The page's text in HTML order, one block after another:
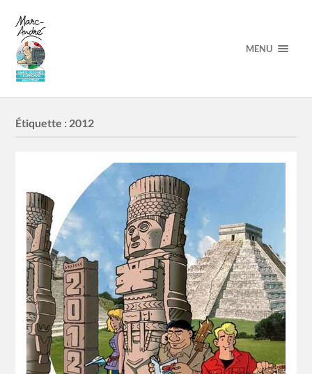
MENU
Étiquette : 2012